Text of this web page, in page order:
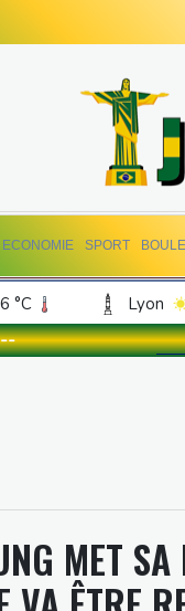
ECONOMIE SPORT
°C Lyon
23 °C
--
MET